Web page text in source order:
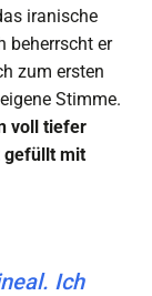
iranische
beherrscht er
zum ersten
Stimme.
voll tiefer
gefüllt mit
Ich